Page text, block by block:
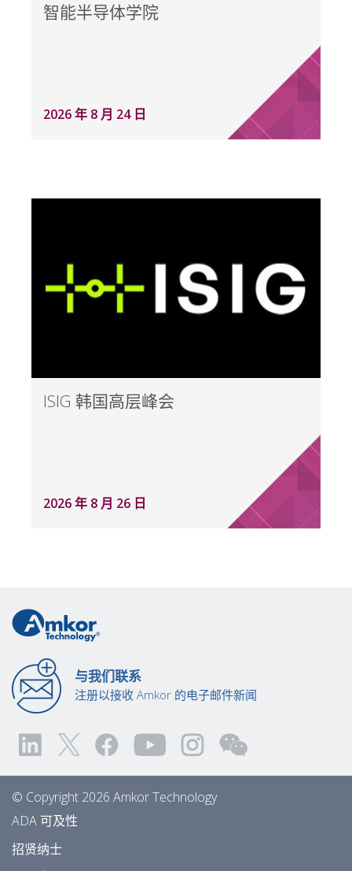
智能半导体学院
2026 年 8 月 24 日
ISIG 韩国高层峰会
2026 年 8 月 26 日
与我们联系
注册以接收 Amkor 的电子邮件新闻
© Copyright 2026 Amkor Technology
ADA 可及性
招贤纳士